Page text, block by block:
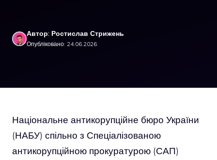
Автор: Ростислав Стрижень
Опубліковано: 24.06.2026
Національне антикорупційне бюро України
(НАБУ) спільно з Спеціалізованою
антикорупційною прокуратурою (САП)